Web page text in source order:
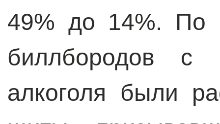
49% до 14%. По
биллбородов с
алкоголя были